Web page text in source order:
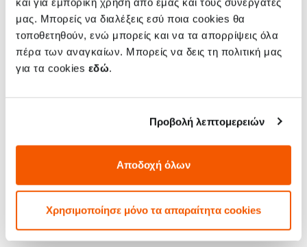
μας. Μπορείς να διαλέξεις εσύ ποια cookies θα
τοποθετηθούν, ενώ μπορείς και να τα απορρίψεις όλα
πέρα των αναγκαίων. Μπορείς να δεις τη πολιτική μας
για τα cookies εδώ.
Προβολή λεπτομερειών
Αποδοχή όλων
Χρησιμοποίησε μόνο τα απαραίτητα cookies
ταχύτητα” !
Καταλαβαίνουμε πλήρως πόσο σημαντικό είναι το
Xiaomi Redmi 9C NFC σου και πόσο ουσιαστικό είναι
για την καθημερινότητά σου. Γι' αυτό εγγυόμαστε ότι
δυνατόν.
Πότε μπορεί να χρειαστεί να γίνει αλλαγή
οθόνης στο Xiaomi Redmi 9C NFC σου;
Η οθόνη του Xiaomi Redmi 9C NFC μπορεί να